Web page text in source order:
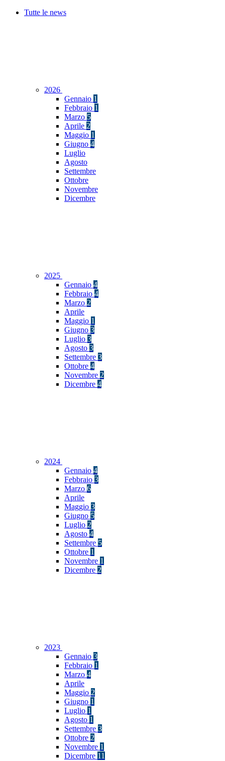
Tutte le news
2026
Gennaio 1
Febbraio 1
Marzo 5
Aprile 2
Maggio 1
Giugno 4
Luglio
Agosto
Settembre
Ottobre
Novembre
Dicembre
2025
Gennaio 4
Febbraio 4
Marzo 2
Aprile
Maggio 1
Giugno 3
Luglio 3
Agosto 3
Settembre 3
Ottobre 4
Novembre 2
Dicembre 4
2024
Gennaio 4
Febbraio 3
Marzo 6
Aprile
Maggio 3
Giugno 5
Luglio 2
Agosto 4
Settembre 5
Ottobre 1
Novembre 1
Dicembre 2
2023
Gennaio 3
Febbraio 1
Marzo 4
Aprile
Maggio 2
Giugno 1
Luglio 1
Agosto 1
Settembre 3
Ottobre 2
Novembre 1
Dicembre 11